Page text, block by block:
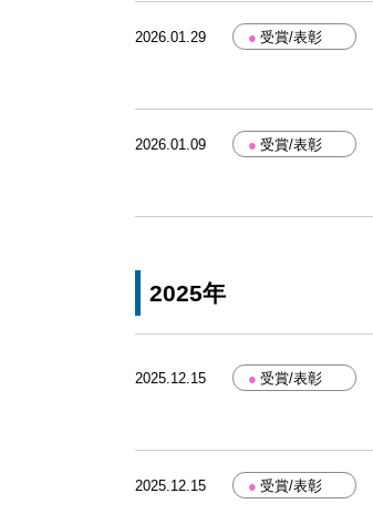
2026.01.29 ● 受賞/表彰
2026.01.09 ● 受賞/表彰
2025年
2025.12.15 ● 受賞/表彰
2025.12.15 ● 受賞/表彰